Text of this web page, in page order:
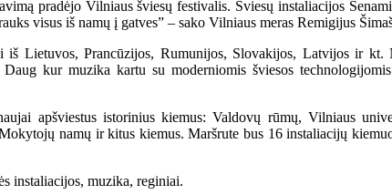
pradėjo Vilniaus šviesų festivalis. Šviesų instaliacijos
visus iš namų į gatves” – sako Vilniaus meras Remigijus
iš Lietuvos, Prancūzijos, Rumunijos, Slovakijos, Latvijos ir kt.
kur muzika kartu su moderniomis šviesos technologijomis
apšviestus istorinius kiemus: Valdovų rūmų, Vilniaus
namų ir kitus kiemus. Maršrute bus 16 instaliacijų
instaliacijos, muzika, reginiai.